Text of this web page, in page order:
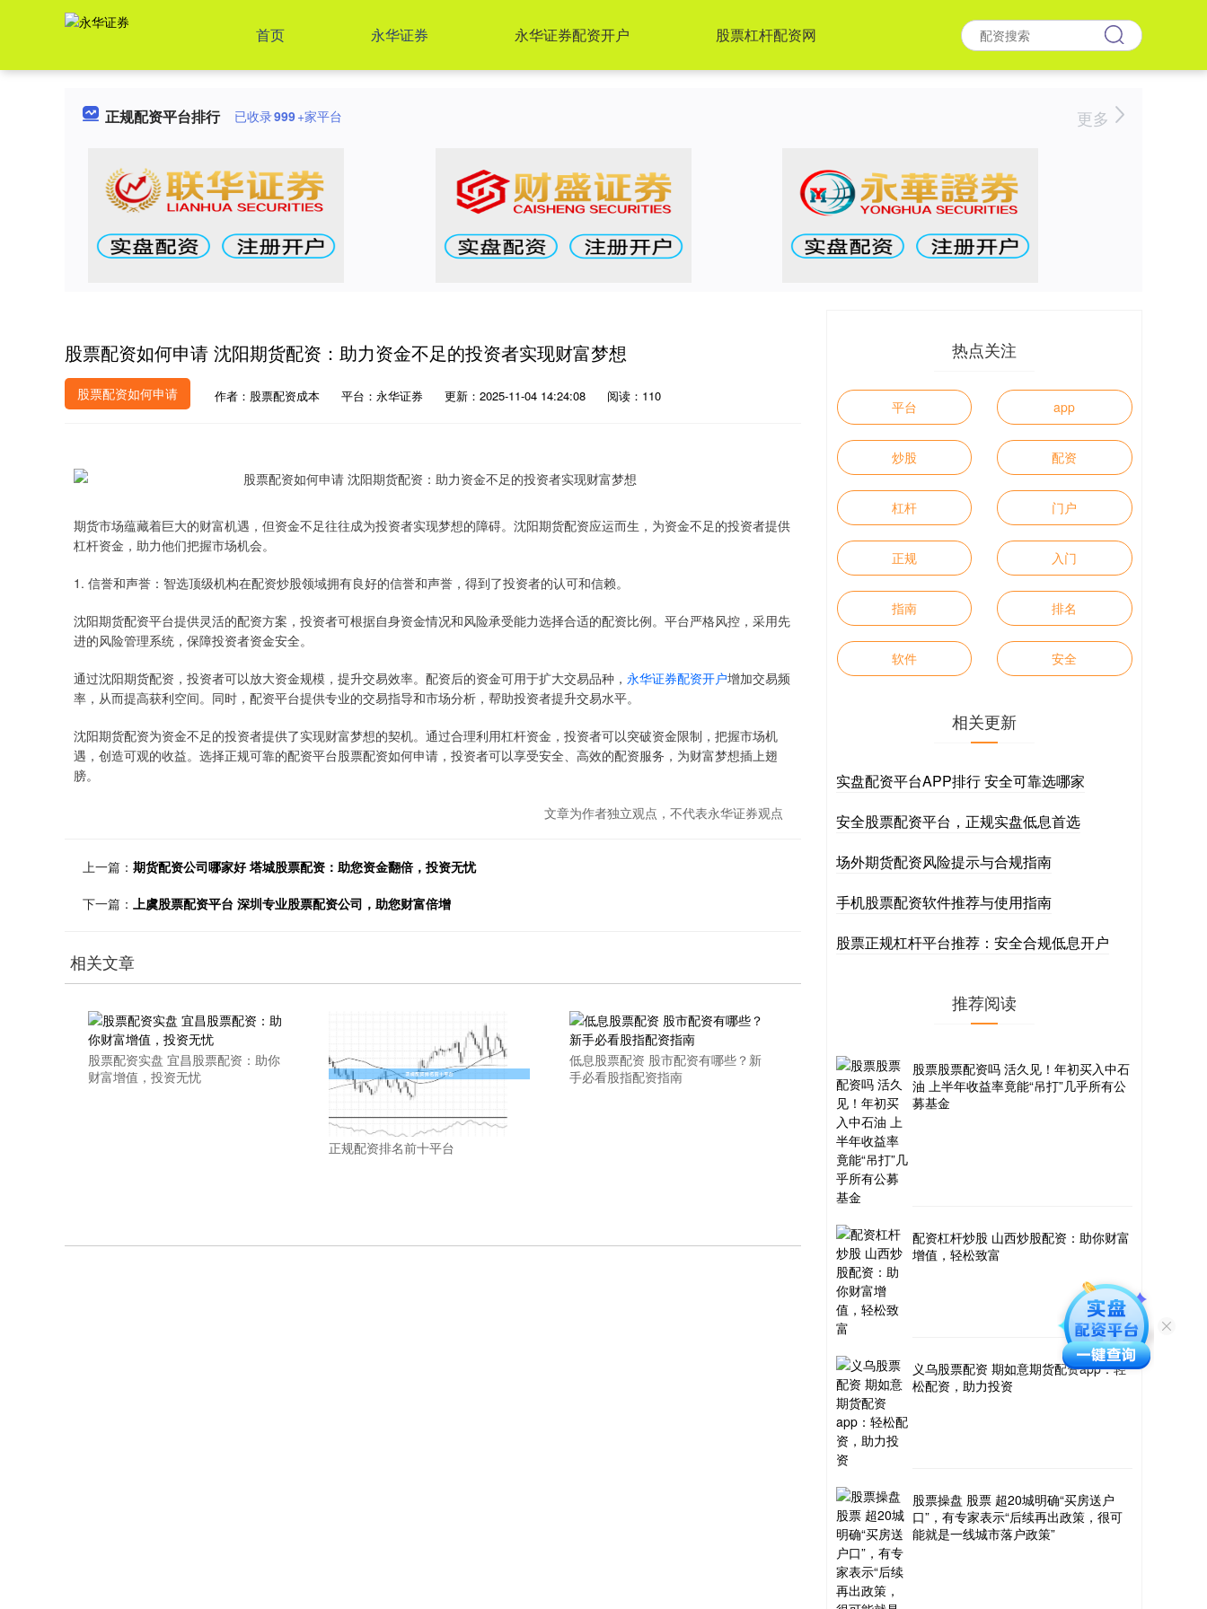
首页 永华证券 永华证券配资开户 股票杠杆配资网
正规配资平台排行 已收录999+家平台 更多
股票配资如何申请 沈阳期货配资：助力资金不足的投资者实现财富梦想
股票配资如何申请 作者：股票配资成本 平台：永华证券 更新：2025-11-04 14:24:08 阅读：110
期货市场蕴藏着巨大的财富机遇，但资金不足往往成为投资者实现梦想的障碍。沈阳期货配资应运而生，为资金不足的投资者提供
杠杆资金，助力他们把握市场机会。
1. 信誉和声誉：智选顶级机构在配资炒股领域拥有良好的信誉和声誉，得到了投资者的认可和信赖。
沈阳期货配资平台提供灵活的配资方案，投资者可根据自身资金情况和风险承受能力选择合适的配资比例。平台严格风控，采用先
进的风险管理系统，保障投资者资金安全。
通过沈阳期货配资，投资者可以放大资金规模，提升交易效率。配资后的资金可用于扩大交易品种， 永华证券配资开户增加交易频
率，从而提高获利空间。同时，配资平台提供专业的交易指导和市场分析，帮助投资者提升交易水平。
沈阳期货配资为资金不足的投资者提供了实现财富梦想的契机。通过合理利用杠杆资金，投资者可以突破资金限制，把握市场机
遇，创造可观的收益。选择正规可靠的配资平台股票配资如何申请，投资者可以享受安全、高效的配资服务，为财富梦想插上翅
膀。
文章为作者独立观点，不代表永华证券观点
上一篇： 期货配资公司哪家好 塔城股票配资：助您资金翻倍，投资无忧
下一篇： 上虞股票配资平台 深圳专业股票配资公司，助您财富倍增
相关文章
股票配资实盘 宜昌股票配资：助你
财富增值，投资无忧
正规配资排名前十平台
低息股票配资 股市配资有哪些？新
手必看股指配资指南
热点关注
平台 app
炒股 配资
杠杆 门户
正规 入门
指南 排名
软件 安全
相关更新
实盘配资平台APP排行 安全可靠选哪家
安全股票配资平台，正规实盘低息首选
场外期货配资风险提示与合规指南
手机股票配资软件推荐与使用指南
股票正规杠杆平台推荐：安全合规低息开户
推荐阅读
股票股票配资吗 活久见！年初买入中石
油 上半年收益率竟能“吊打”几乎所有公
募基金
配资杠杆炒股 山西炒股配资：助你财富
增值，轻松致富
义乌股票配资 期如意期货配资app：轻
松配资，助力投资
股票操盘 股票 超20城明确“买房送户
口”，有专家表示“后续再出政策，很可
能就是一线城市落户政策”